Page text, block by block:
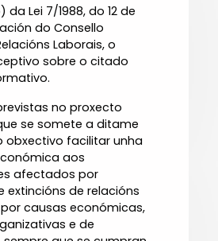
da Lei 7/1988, do 12 de
do Consello
Laborais, o
sobre o citado
no proxecto
se somete a ditame
obxectivo facilitar unha
aos
afectados por
extincións de relacións
causas económicas,
e de